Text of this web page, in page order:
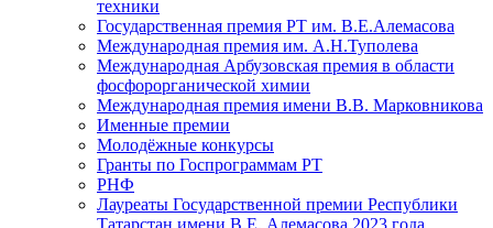
техники
Государственная премия РТ им. В.Е.Алемасова
Международная премия им. А.Н.Туполева
Международная Арбузовская премия в области
фосфорорганической химии
Международная премия имени В.В. Марковникова
Именные премии
Молодёжные конкурсы
Гранты по Госпрограммам РТ
РНФ
Лауреаты Государственной премии Республики
Татарстан имени В.Е. Алемасова 2023 года